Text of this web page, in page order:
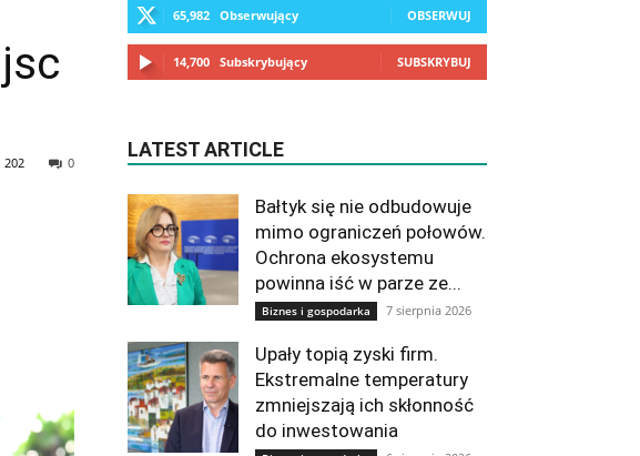
0
202
65,982 Obserwujący OBSERWUJ
14,700 Subskrybujący SUBSKRYBUJ
LATEST ARTICLE
Bałtyk się nie odbudowuje
mimo ograniczeń połowów.
Ochrona ekosystemu
powinna iść w parze ze...
Biznes i gospodarka 7 sierpnia 2026
Upały topią zyski firm.
Ekstremalne temperatury
zmniejszają ich skłonność
do inwestowania